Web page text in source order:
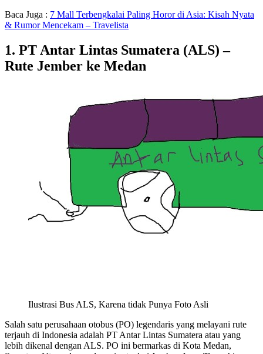
Baca Juga : 7 Mall Terbengkalai Paling Horor di Asia: Kisah Nyata
& Rumor Mencekam – Travelista
1. PT Antar Lintas Sumatera (ALS) –
Rute Jember ke Medan
Ilustrasi Bus ALS, Karena tidak Punya Foto Asli
Salah satu perusahaan otobus (PO) legendaris yang melayani rute
terjauh di Indonesia adalah PT Antar Lintas Sumatera atau yang
lebih dikenal dengan ALS. PO ini bermarkas di Kota Medan,